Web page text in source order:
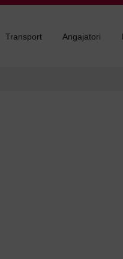
Transport Angajatori